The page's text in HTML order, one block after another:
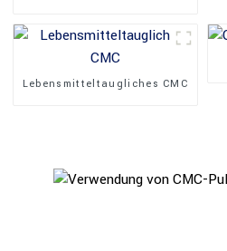
Lebensmitteltaugliches CMC